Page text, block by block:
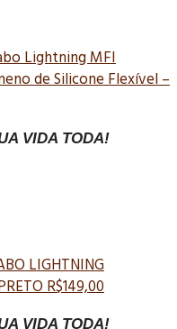
Lightning MFI
de Silicone Flexível –
VIDA TODA!
LIGHTNING
R$149,00
VIDA TODA!